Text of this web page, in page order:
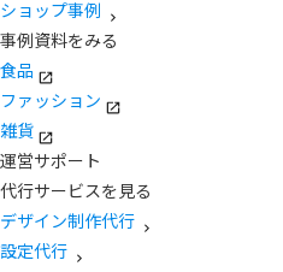
ショップ事例
事例資料をみる
食品
ファッション
雑貨
運営サポート
代行サービスを見る
デザイン制作代行
設定代行